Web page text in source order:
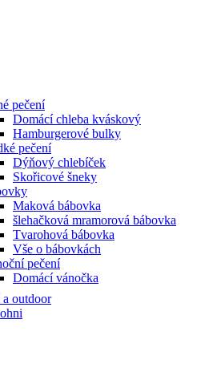
pečení
Domácí chleba kváskový
Hamburgerové bulky
pečení
Dýňový chlebíček
Skořicové šneky
Maková bábovka
šlehačková mramorová bábovka
Tvarohová bábovka
Vše o bábovkách
pečení
Domácí vánočka
outdoor